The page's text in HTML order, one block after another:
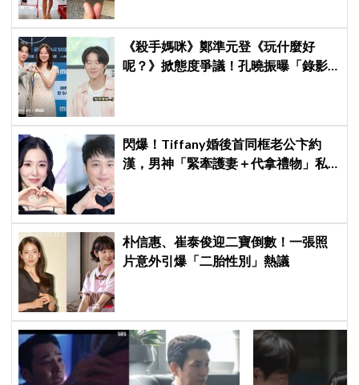
《殺手媽咪》鄭準元登《玩什麼好
呢？》掀態度爭議！孔曉振曝「錄影
閃爆！Tiffany婚後首同框老公卞約
漢，男神「緊牽護妻＋代拿禮物」私
朴信惠、崔泰俊迎二寶倒數！一張照
片意外引爆「二胎性別」熱議